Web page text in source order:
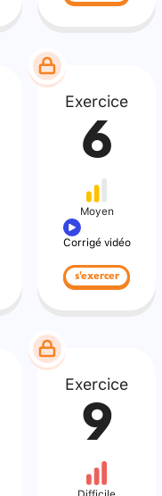
Exercice
6
Moyen
Corrigé vidéo
s'exercer
Exercice
9